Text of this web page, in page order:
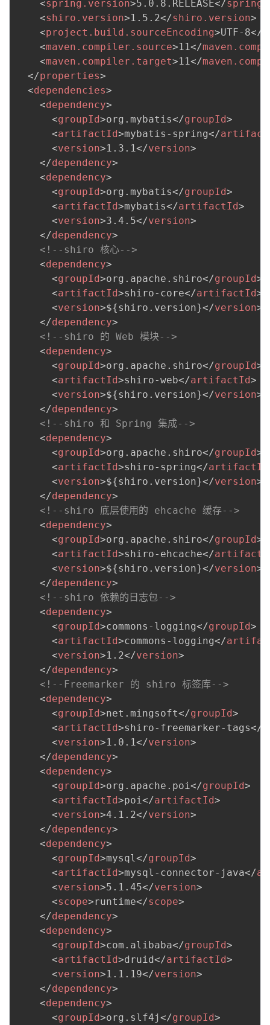
<spring.version>5.0.8.RELEASE</
<shiro.version>1.5.2</shiro.version>
<project.build.sourceEncoding>UTF-8</
<maven.compiler.source>11</
<maven.compiler.target>11</
</properties>
<dependencies>
<dependency>
<groupId>org.mybatis</groupId>
<artifactId>mybatis-spring</
<version>1.3.1</version>
</dependency>
<dependency>
<groupId>org.mybatis</groupId>
<artifactId>mybatis</artifactId>
<version>3.4.5</version>
</dependency>
<!--shiro 核心-->
<dependency>
<groupId>org.apache.shiro</groupId>
<artifactId>shiro-core</artifactId>
<version>${shiro.version}</version>
</dependency>
<!--shiro 的 Web 模块-->
<dependency>
<groupId>org.apache.shiro</groupId>
<artifactId>shiro-web</artifactId>
<version>${shiro.version}</version>
</dependency>
<!--shiro 和 Spring 集成-->
<dependency>
<groupId>org.apache.shiro</groupId>
<artifactId>shiro-spring</artifactId
<version>${shiro.version}</version>
</dependency>
<!--shiro 底层使用的 ehcache 缓存-->
<dependency>
<groupId>org.apache.shiro</groupId>
<artifactId>shiro-ehcache</
<version>${shiro.version}</version>
</dependency>
<!--shiro 依赖的日志包-->
<dependency>
<groupId>commons-logging</groupId>
<artifactId>commons-logging</
<version>1.2</version>
</dependency>
<!--Freemarker 的 shiro 标签库-->
<dependency>
<groupId>net.mingsoft</groupId>
<artifactId>shiro-freemarker-tags</
<version>1.0.1</version>
</dependency>
<dependency>
<groupId>org.apache.poi</groupId>
<artifactId>poi</artifactId>
<version>4.1.2</version>
</dependency>
<dependency>
<groupId>mysql</groupId>
<artifactId>mysql-connector-java</
<version>5.1.45</version>
<scope>runtime</scope>
</dependency>
<dependency>
<groupId>com.alibaba</groupId>
<artifactId>druid</artifactId>
<version>1.1.19</version>
</dependency>
<dependency>
<groupId>org.slf4j </groupId>